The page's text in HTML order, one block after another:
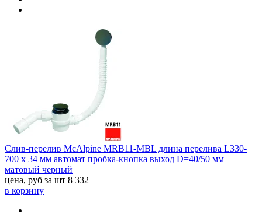
Слив-перелив McAlpine MRB11-MBL длина перелива L330-
700 х 34 мм автомат пробка-кнопка выход D=40/50 мм
матовый черный
цена, руб за шт 8 332
в корзину